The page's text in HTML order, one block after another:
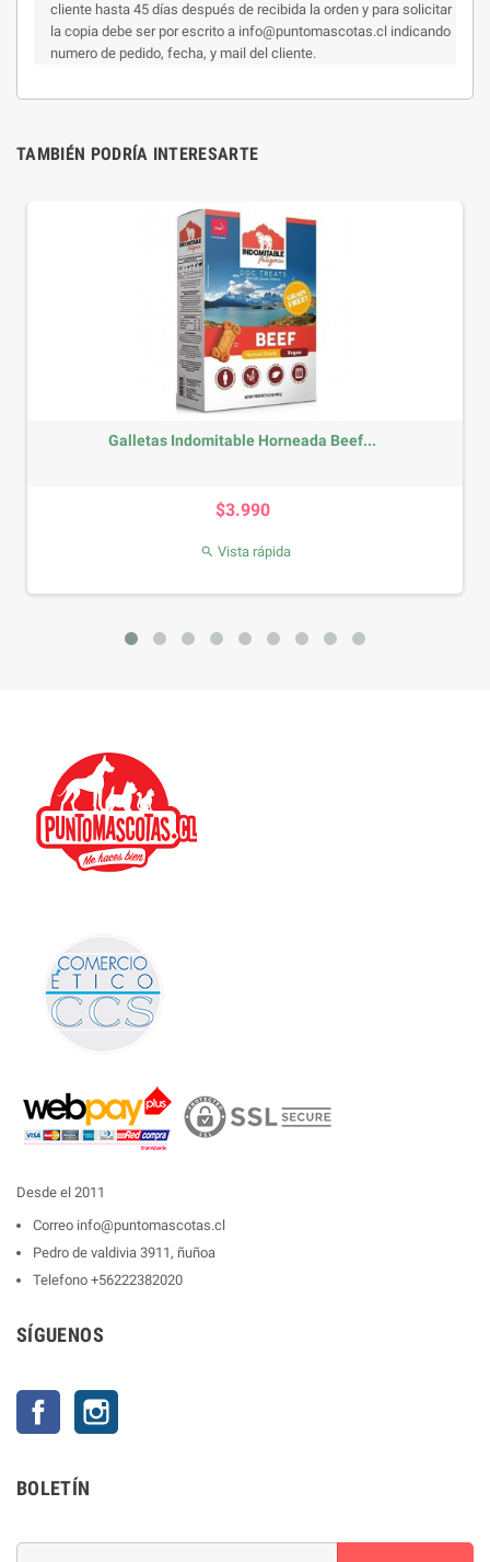
cliente hasta 45 días después de recibida la orden y para solicitar
la copia debe ser por escrito a info@puntomascotas.cl indicando
numero de pedido, fecha, y mail del cliente.
TAMBIÉN PODRÍA INTERESARTE
Galletas Indomitable Horneada Beef...
Vista rápida
Desde el 2011
Correo info@puntomascotas.cl
Pedro de valdivia 3911, ñuñoa
Telefono +56222382020
SÍGUENOS
Facebook
BOLETÍN